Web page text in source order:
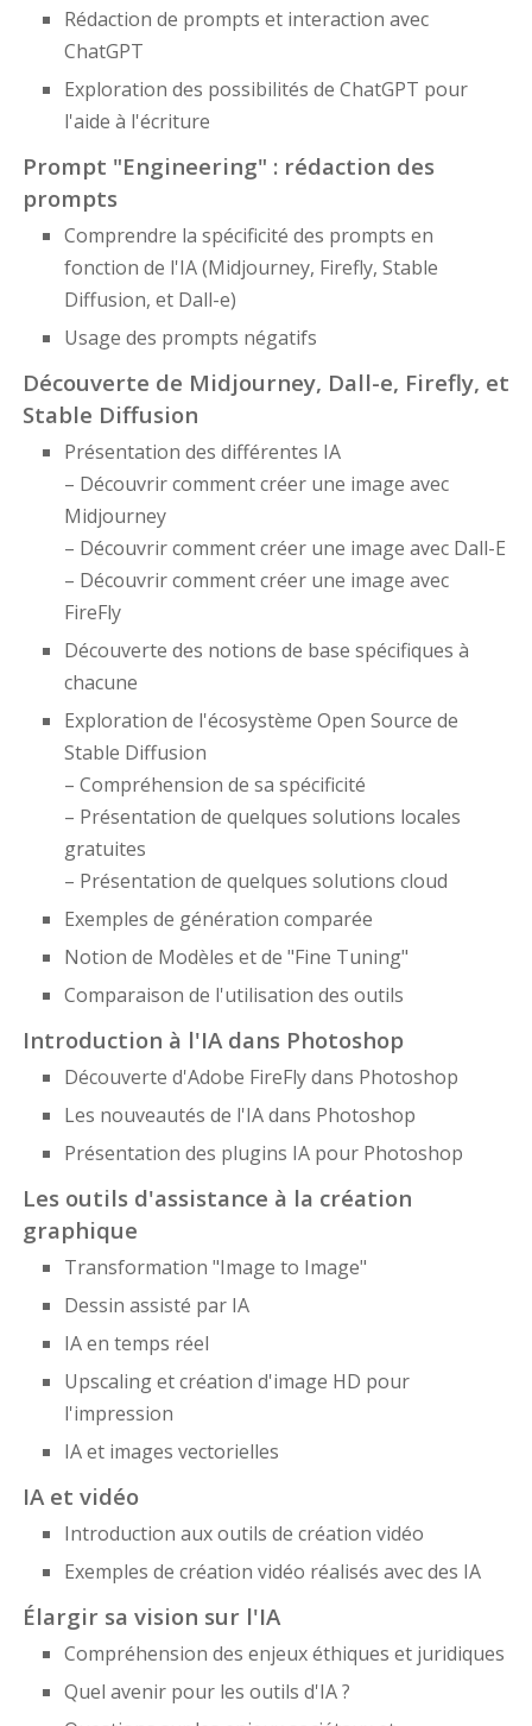
Rédaction de prompts et interaction avec
ChatGPT
Exploration des possibilités de ChatGPT pour
l'aide à l'écriture
Prompt "Engineering" : rédaction des
prompts
Comprendre la spécificité des prompts en
fonction de l'IA (Midjourney, Firefly, Stable
Diffusion, et Dall-e)
Usage des prompts négatifs
Découverte de Midjourney, Dall-e, Firefly, et
Stable Diffusion
Présentation des différentes IA
– Découvrir comment créer une image avec
Midjourney
– Découvrir comment créer une image avec Dall-E
– Découvrir comment créer une image avec
FireFly
Découverte des notions de base spécifiques à
chacune
Exploration de l'écosystème Open Source de
Stable Diffusion
– Compréhension de sa spécificité
– Présentation de quelques solutions locales
gratuites
– Présentation de quelques solutions cloud
Exemples de génération comparée
Notion de Modèles et de "Fine Tuning"
Comparaison de l'utilisation des outils
Introduction à l'IA dans Photoshop
Découverte d'Adobe FireFly dans Photoshop
Les nouveautés de l'IA dans Photoshop
Présentation des plugins IA pour Photoshop
Les outils d'assistance à la création
graphique
Transformation "Image to Image"
Dessin assisté par IA
IA en temps réel
Upscaling et création d'image HD pour
l'impression
IA et images vectorielles
IA et vidéo
Introduction aux outils de création vidéo
Exemples de création vidéo réalisés avec des IA
Élargir sa vision sur l'IA
Compréhension des enjeux éthiques et juridiques
Quel avenir pour les outils d'IA ?